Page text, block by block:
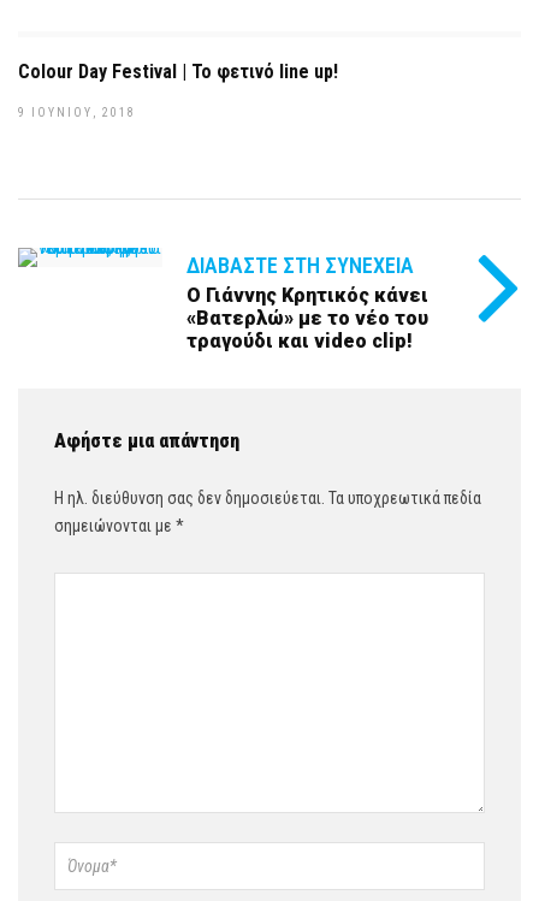
Colour Day Festival | Το φετινό line up!
9 ΙΟΥΝΊΟΥ, 2018
ΔΙΑΒΆΣΤΕ ΣΤΗ ΣΥΝΈΧΕΙΑ
Ο Γιάννης Κρητικός κάνει
«Βατερλώ» με το νέο του
τραγούδι και video clip!
Αφήστε μια απάντηση
Η ηλ. διεύθυνση σας δεν δημοσιεύεται. Τα υποχρεωτικά πεδία
σημειώνονται με *